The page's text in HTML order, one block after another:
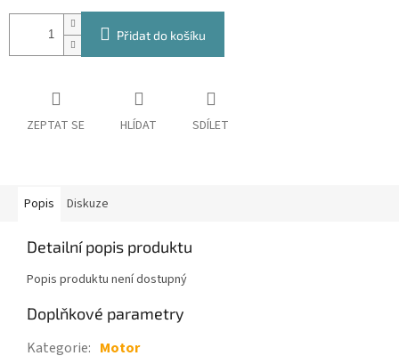
Přidat do košíku
ZEPTAT SE HLÍDAT SDÍLET
Popis Diskuze
Detailní popis produktu
Popis produktu není dostupný
Doplňkové parametry
Kategorie: Motor